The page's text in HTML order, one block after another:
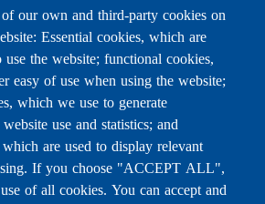
our own and third-party cookies on
Essential cookies, which are
the website; functional cookies,
easy of use when using the website;
which we use to generate
use and statistics; and
are used to display relevant
If you choose "ACCEPT ALL",
of all cookies. You can accept and